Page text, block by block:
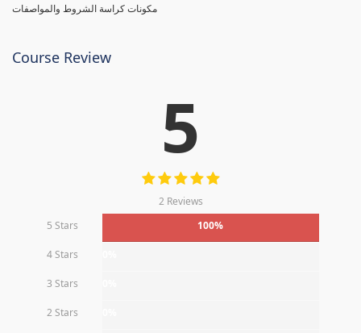
مكونات كراسة الشروط والمواصفات
Course Review
5
2 Reviews
5 Stars
100%
4 Stars
3 Stars
2 Stars